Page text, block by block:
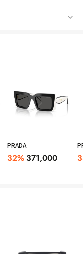
PRADA
32% 371,000